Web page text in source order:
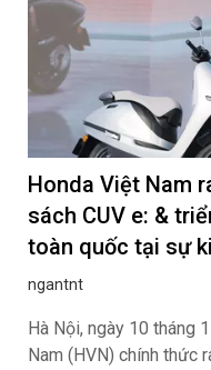
Honda Việt Nam
sách CUV e: &
toàn quốc tại sự
ngantnt
Hà Nội, ngày 10 tháng
Nam (HVN) chính thức